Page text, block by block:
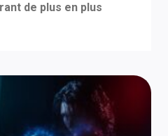
de plus en plus